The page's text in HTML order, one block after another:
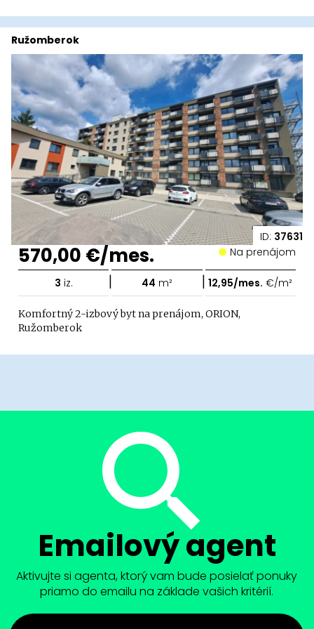
ID: 37631
Ružomberok
570,00 €/mes. Na prenájom
3 iz. | 44 m² | 12,95/mes. €/m²
Komfortný 2-izbový byt na prenájom, ORION,
Ružomberok
Emailový agent
Aktivujte si agenta, ktorý vam bude posielať ponuky
priamo do emailu na základe vašich kritérií.